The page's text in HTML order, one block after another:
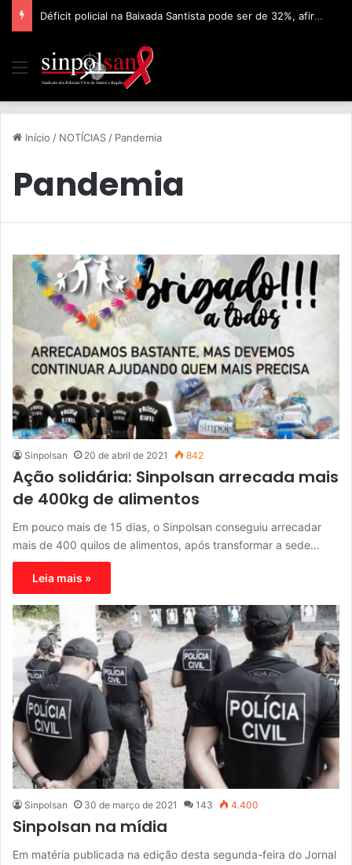
Déficit policial na Baixada Santista pode ser de 32%, afirma Sinpolsan
Início / NOTÍCIAS / Pandemia
Pandemia
Sinpolsan 20 de abril de 2021 842
Ação solidária: Sinpolsan arrecada mais
de 400kg de alimentos
Em pouco mais de 15 dias, o Sinpolsan conseguiu arrecadar
mais de 400 quilos de alimentos, após transformar a sede…
Leia mais »
Sinpolsan 30 de março de 2021 143 4.400
Sinpolsan na mídia
Em matéria publicada na edição desta segunda-feira do Jornal